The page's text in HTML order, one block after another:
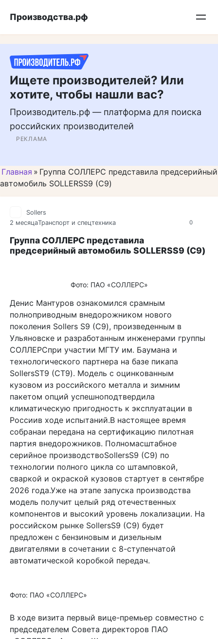
Подписывайтесь на нас в MAX
Производства.рф
Ищете производителей? Или
хотите, чтобы нашли вас?
Производитель.рф — платформа для поиска
российских производителей
РЕКЛАМА
Главная » Группа СОЛЛЕРС представила предсерийный
автомобиль SOLLERSS9 (С9)
0
Sollers
2 месяцаТранспорт и спецтехника
Группа СОЛЛЕРС представила
предсерийный автомобиль SOLLERSS9 (С9)
Фото: ПАО «СОЛЛЕРС»
Денис Мантуров ознакомился срамным
полноприводным внедорожником нового
поколения Sollers S9 (С9), произведенным в
Ульяновске и разработанным инженерами группы
СОЛЛЕРСпри участии МГТУ им. Баумана и
технологического партнера на базе пикапа
SollersST9 (СТ9). Модель с оцинкованным
кузовом из российского металла и зимним
пакетом опций успешноподтвердила
климатическую пригодность к эксплуатации в
Россиив ходе испытаний.В настоящее время
собранаи передана на сертификацию пилотная
партия внедорожников. Полномасштабное
серийное производствоSollersS9 (С9) по
технологии полного цикла со штамповкой,
сваркой и окраской кузовов стартует в сентябре
2026 года.Уже на этапе запуска производства
модель получит целый ряд отечественных
компонентов и высокий уровень локализации. На
российском рынке SollersS9 (С9) будет
предложен с бензиновым и дизельным
двигателями в сочетании с 8-ступенчатой
автоматической коробкой передач.
Фото: ПАО «СОЛЛЕРС»
В ходе визита первый вице-премьер совместно с
председателем Совета директоров ПАО